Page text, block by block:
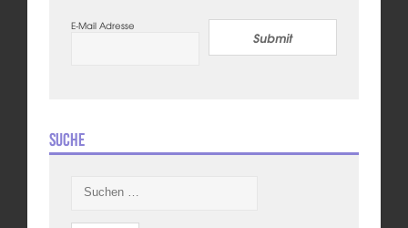
E-Mail Adresse
Submit
Suche
nach: